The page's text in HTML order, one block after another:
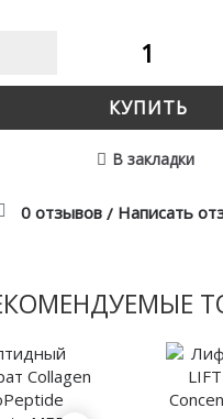
КУПИТЬ
В закладки
0 отзывов/ Написать